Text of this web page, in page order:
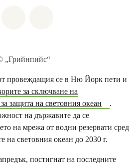
„Грийнпийс“
провеждащия се в Ню Йорк пети и
за сключване на
защита на световния океан
.
на държавите да се
на мрежа от водни резервати сред
на световния океан до 2030 г.
постигнат на последните